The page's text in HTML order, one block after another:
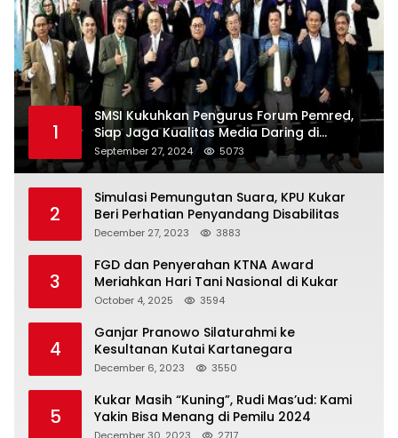
1
SMSI Kukuhkan Pengurus Forum Pemred,
Siap Jaga Kualitas Media Daring di
Indonesia
September 27, 2024 5073
2
Simulasi Pemungutan Suara, KPU Kukar
Beri Perhatian Penyandang Disabilitas
December 27, 2023 3883
3
FGD dan Penyerahan KTNA Award
Meriahkan Hari Tani Nasional di Kukar
October 4, 2025 3594
4
Ganjar Pranowo Silaturahmi ke
Kesultanan Kutai Kartanegara
December 6, 2023 3550
5
Kukar Masih “Kuning”, Rudi Mas’ud: Kami
Yakin Bisa Menang di Pemilu 2024